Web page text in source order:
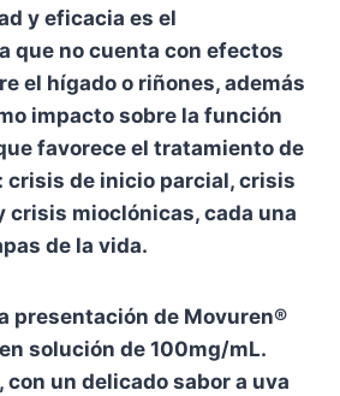
y eficacia es el
que no cuenta con efectos
el hígado o riñones, además
impacto sobre la función
favorece el tratamiento de
crisis de inicio parcial, crisis
mioclónicas, cada una
de la vida.
presentación de Movuren®
solución de 100mg/mL.
con un delicado sabor a uva